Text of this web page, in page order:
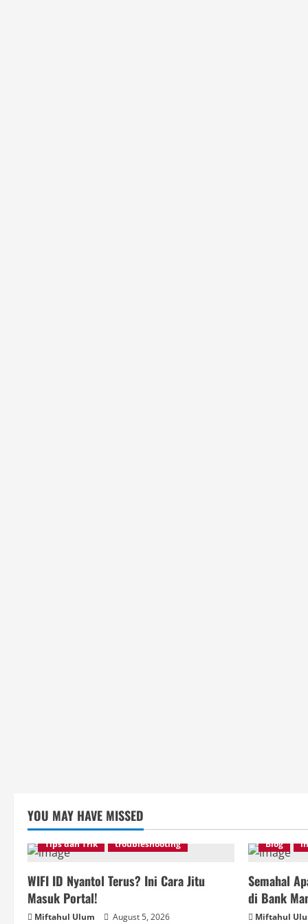
YOU MAY HAVE MISSED
Tips dan Trik troubleshooting
WIFI ID Nyantol Terus? Ini Cara Jitu
Masuk Portal!
Miftahul Ulum August 5, 2026
Blog
Semahal
di Bank
Miftahul